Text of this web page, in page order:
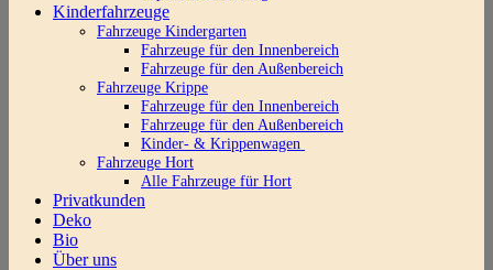
Kinderfahrzeuge
Fahrzeuge Kindergarten
Fahrzeuge für den Innenbereich
Fahrzeuge für den Außenbereich
Fahrzeuge Krippe
Fahrzeuge für den Innenbereich
Fahrzeuge für den Außenbereich
Kinder- & Krippenwagen
Fahrzeuge Hort
Alle Fahrzeuge für Hort
Privatkunden
Deko
Bio
Über uns